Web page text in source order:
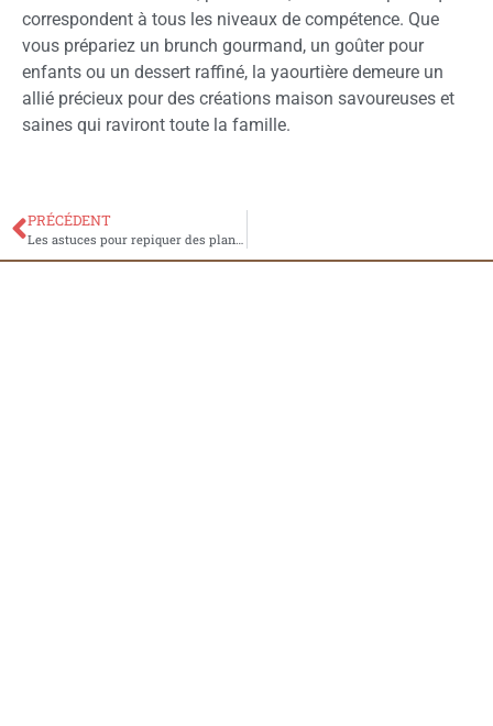
correspondent à tous les niveaux de compétence. Que
vous prépariez un brunch gourmand, un goûter pour
enfants ou un dessert raffiné, la yaourtière demeure un
allié précieux pour des créations maison savoureuses et
saines qui raviront toute la famille.
PRÉCÉDENT
Les astuces pour repiquer des plants de framboisiers : techniques de plantation et entretien des racines